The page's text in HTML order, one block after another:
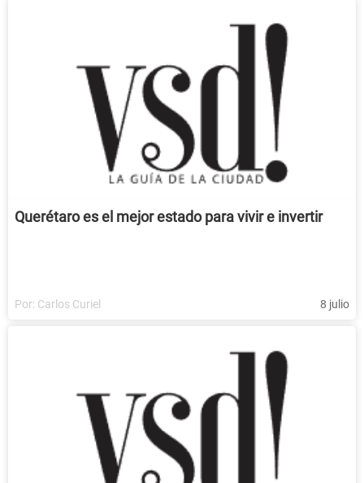
Querétaro es el mejor estado para vivir e invertir
Por: Carlos Curiel 8 julio